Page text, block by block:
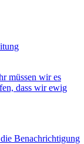
müssen wir es
dass wir ewig
Benachrichtigung